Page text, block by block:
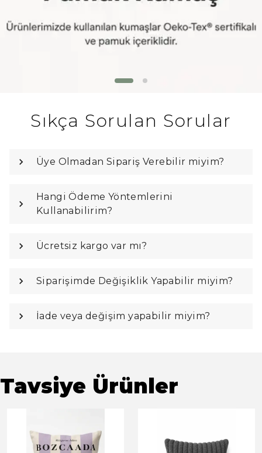
Sıkça Sorulan Sorular
Üye Olmadan Sipariş Verebilir miyim?
Hangi Ödeme Yöntemlerini
Kullanabilirim?
Ücretsiz kargo var mı?
Siparişimde Değişiklik Yapabilir miyim?
İade veya değişim yapabilir miyim?
Tavsiye Ürünler